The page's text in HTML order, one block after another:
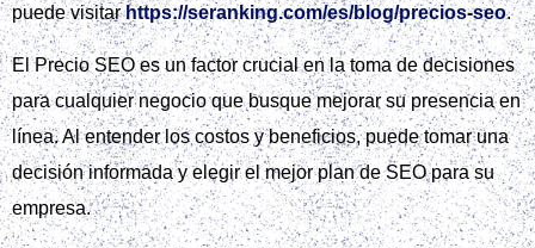
puede visitarhttps://seranking.com/es/blog/precios-seo.
El Precio SEO es un factor crucial en la toma de decisiones
para cualquier negocio que busque mejorar su presencia en
línea. Al entender los costos y beneficios, puede tomar una
decisión informada y elegir el mejor plan de SEO para su
empresa.